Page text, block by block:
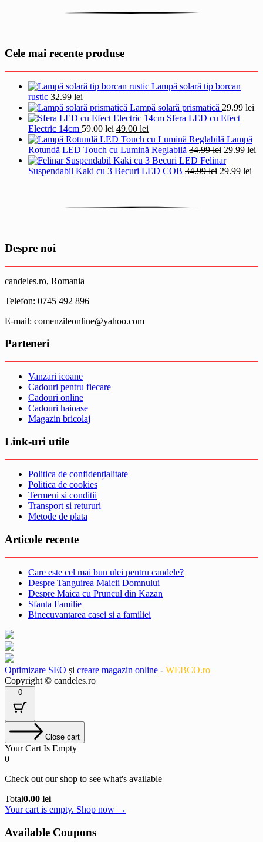
Cele mai recente produse
Lampă solară tip borcan
rustic 32.99 lei
Lampă solară prismatică 29.99 lei
Sfera LED cu Efect
Electric 14cm 59.00lei Prețul
inițial
a
fost:
59.00 lei.
49.00 lei
curent
este:
49.00 lei.
Lampă
Rotundă LED Touch cu Lumină Reglabilă 34.99lei Prețul
inițial
a
29.99 lei
Felinar
Suspendabil Kaki cu 3 Becuri LED COB 34.99lei Prețul
29.99 lei
Despre noi
candeles.ro, Romania
Telefon: 0745 492 896
E-mail: comenzileonline@yahoo.com
Parteneri
Vanzari icoane
Cadouri pentru fiecare
Cadouri online
Cadouri haioase
Magazin bricolaj
Link-uri utile
Politica de confidențialitate
Politica de cookies
Termeni si conditii
Transport si retururi
Metode de plata
Articole recente
Care este cel mai bun ulei pentru candele?
Despre Tanguirea Maicii Domnului
Despre Maica cu Pruncul din Kazan
Sfanta Familie
Binecuvantarea casei si a familiei
Optimizare SEO și creare magazin online - WEBCO.ro
Copyright © candeles.ro
0
Close cart
Your Cart Is Empty
0
Check out our shop to see what's available
Cart
Total:
Total0.00 lei
Your cart is empty. Shop now →
Available Coupons